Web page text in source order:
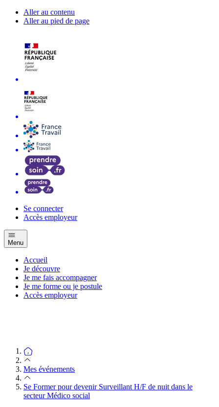
Aller au contenu
Aller au pied de page
Se connecter
Accès employeur
Menu
Accueil
Je découvre
Je me fais accompagner
Je me forme ou je postule
Accès employeur
Mes événements
Se Former pour devenir Surveillant H/F de nuit dans le
secteur Médico social